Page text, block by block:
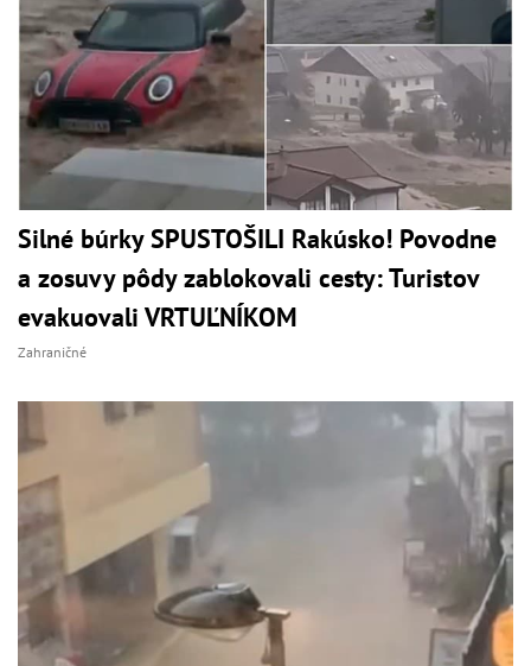
Silné búrky SPUSTOŠILI Rakúsko! Povodne
a zosuvy pôdy zablokovali cesty: Turistov
evakuovali VRTUĽNÍKOM
Zahraničné